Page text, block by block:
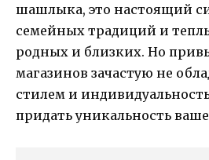
шашлыка, это настоящий
семейных традиций и
родных и близких. Но
магазинов зачастую не
стилем и
придать уникальность